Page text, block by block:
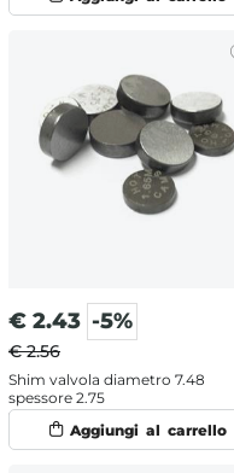
€ 2.43 -5%
€ 2.56
Shim valvola diametro 7.48
spessore 2.75